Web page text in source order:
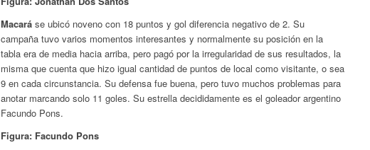
Macará se ubicó noveno con 18 puntos y gol diferencia negativo de 2. Su
campaña tuvo varios momentos interesantes y normalmente su posición en la
tabla era de media hacia arriba, pero pagó por la irregularidad de sus resultados, la
misma que cuenta que hizo igual cantidad de puntos de local como visitante, o sea
9 en cada circunstancia. Su defensa fue buena, pero tuvo muchos problemas para
anotar marcando solo 11 goles. Su estrella decididamente es el goleador argentino
Facundo Pons.
Figura: Facundo Pons